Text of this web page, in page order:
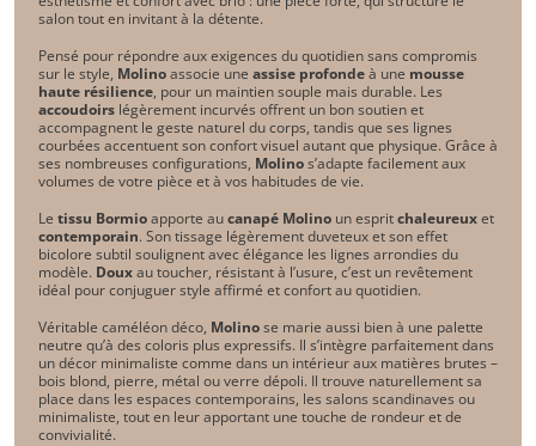
salon tout en invitant à la détente.
Pensé pour répondre aux exigences du quotidien sans compromis
sur le style, Molinoassocie une assise profondeà une mousse
haute résilience, pour un maintien souple mais durable. Les
accoudoirs légèrement incurvés offrent un bon soutien et
accompagnent le geste naturel du corps, tandis que ses lignes
courbées accentuent son confort visuel autant que physique. Grâce à
ses nombreuses configurations, Molinos’adapte facilement aux
volumes de votre pièce et à vos habitudes de vie.
Le tissu Bormioapporte aucanapé Molino un espritchaleureuxet
contemporain. Son tissage légèrement duveteux et son effet
bicolore subtil soulignent avec élégance les lignes arrondies du
modèle. Douxau toucher, résistant à l’usure, c’est un revêtement
idéal pour conjuguer style affirmé et confort au quotidien.
Véritable caméléon déco, Molinose marie aussi bien à une palette
neutre qu’à des coloris plus expressifs. Il s’intègre parfaitement dans
un décor minimaliste comme dans un intérieur aux matières brutes –
bois blond, pierre, métal ou verre dépoli. Il trouve naturellement sa
place dans les espaces contemporains, les salons scandinaves ou
minimaliste, tout en leur apportant une touche de rondeur et de
convivialité.